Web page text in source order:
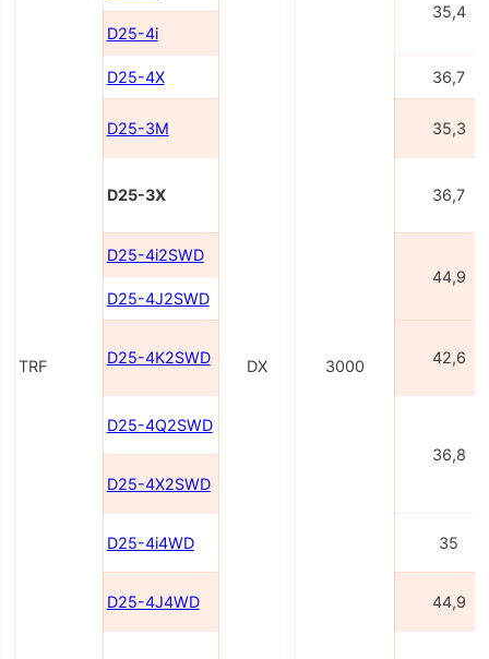
TRF DX 3000
35,4
D25-4i
D25-4X 36,7
D25-3M 35,3
D25-3X 36,7
D25-4i2SWD
44,9
D25-4J2SWD
D25-4K2SWD 42,6
D25-4Q2SWD
36,8
D25-4X2SWD
D25-4i4WD 35
D25-4J4WD 44,9